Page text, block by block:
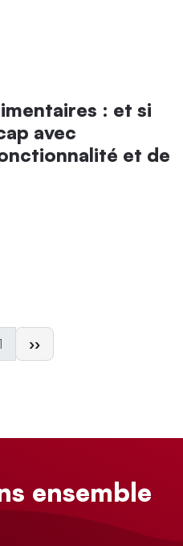
: et si
avec
et de
Page suivante
››
ensemble